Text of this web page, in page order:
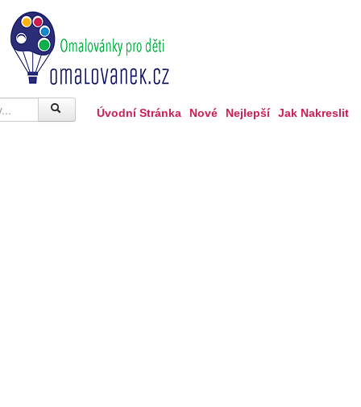
Úvodní Stránka Nové Nejlepší Jak Nakreslit